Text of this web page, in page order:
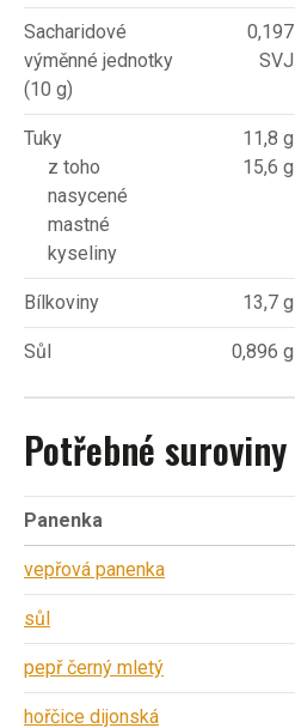
Sacharidové
výměnné jednotky
(10 g)
0,197
SVJ
Tuky
z toho
nasycené
mastné
kyseliny
11,8 g
15,6 g
Bílkoviny 13,7 g
Sůl 0,896 g
Potřebné suroviny
Panenka
vepřová panenka
sůl
pepř černý mletý
hořčice dijonská